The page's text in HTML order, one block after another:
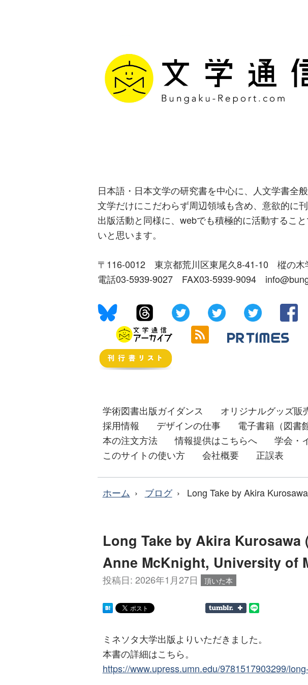
日本語・日本文学の研究書を中心に、人文学書全
文学だけにこだわらず周辺領域も含め、意欲的に刊
出版活動と同様に、webでも積極的に活動するこ
いと思います。
〒116-0012 東京都荒川区東尾久8-41-10 樅の木
電話03-5939-9027 FAX03-5939-9094
学術図書出版ガイダンス オリジナルグッズ販
採用情報
デザインの仕事 電子書籍（図書
本の注文方法
情報提供はこちらへ 学会・
このサイトの使い方
会社概要 正誤表
ホーム ブログ Long Take by Akira
Long Take by Akira Kurosawa
Anne McKnight, University of
投稿日: 2026年1月27日 頂いた本
ミネソタ大学出版よりいただきました。
本書の詳細はこちら。
https://www.upress.umn.edu/9781517903299/